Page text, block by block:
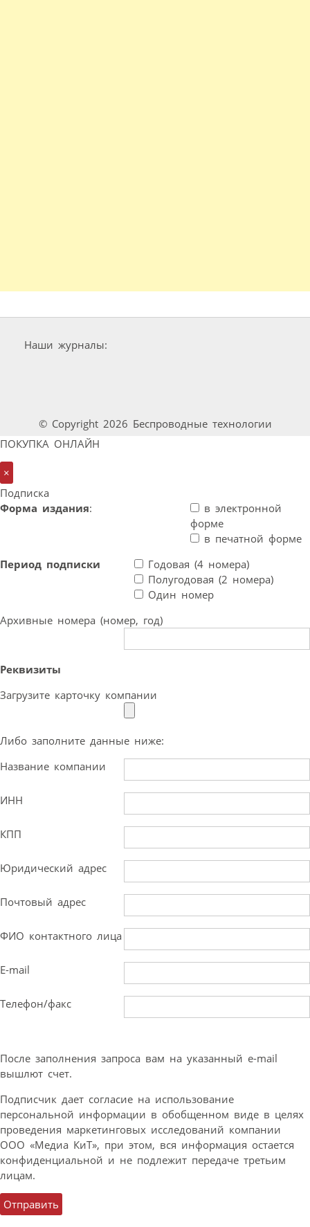
Наши журналы:
© Copyright 2026 Беспроводные технологии
ПОКУПКА ОНЛАЙН
×
Подписка
Форма издания:
в электронной
форме
в печатной форме
Период подписки
Годовая (4 номера)
Полугодовая (2 номера)
Один номер
Архивные номера (номер, год)
Реквизиты
Загрузите карточку компании
Либо заполните данные ниже:
Название компании
ИНН
КПП
Юридический адрес
Почтовый адрес
ФИО контактного лица
E-mail
Телефон/факс
После заполнения запроса вам на указанный e-mail
вышлют счет.
Подписчик дает согласие на использование
персональной информации в обобщенном виде в целях
проведения маркетинговых исследований компании
ООО «Медиа КиТ», при этом, вся информация остается
конфиденциальной и не подлежит передаче третьим
лицам.